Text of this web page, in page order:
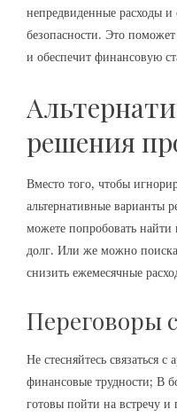
непредвиденные расходы
безопасности. Это
и обеспечит финансовую
решения
Вместо того, чтобы
альтернативные
можете попробовать найти
долг. Или же можно
снизить ежемесячные
Переговоры
Не стесняйтесь связаться
финансовые трудности; В
готовы пойти на встречу и